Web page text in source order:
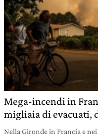
Mega-incendi in
migliaia di evacuati,
Nella Gironde in Francia e